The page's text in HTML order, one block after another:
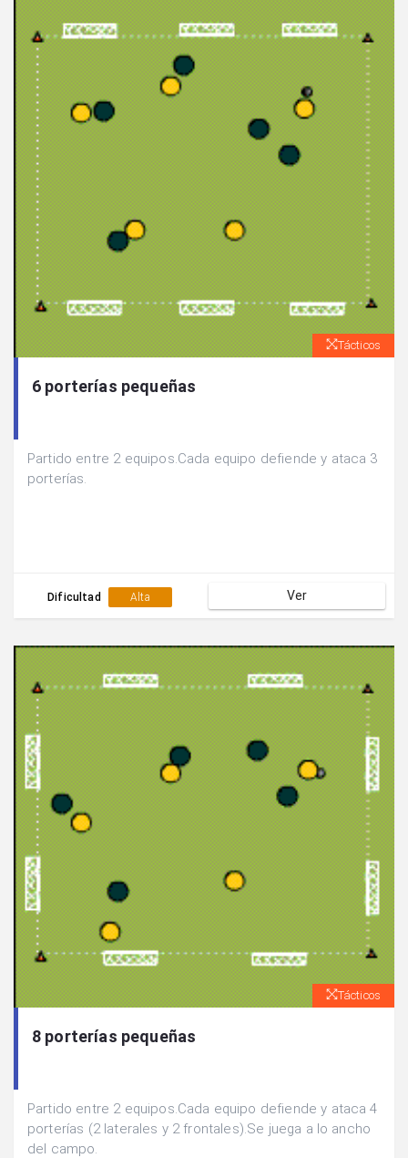
Tácticos
6 porterías pequeñas
Partido entre 2 equipos.Cada equipo defiende y ataca 3
porterías.
Dificultad Alta Ver
Tácticos
8 porterías pequeñas
Partido entre 2 equipos.Cada equipo defiende y ataca 4
porterías (2 laterales y 2 frontales).Se juega a lo ancho
del campo.